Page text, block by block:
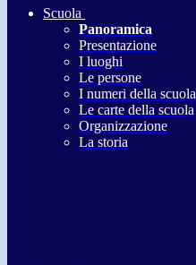
Scuola
Panoramica
Presentazione
I luoghi
Le persone
I numeri della scuola
Le carte della scuola
Organizzazione
La storia